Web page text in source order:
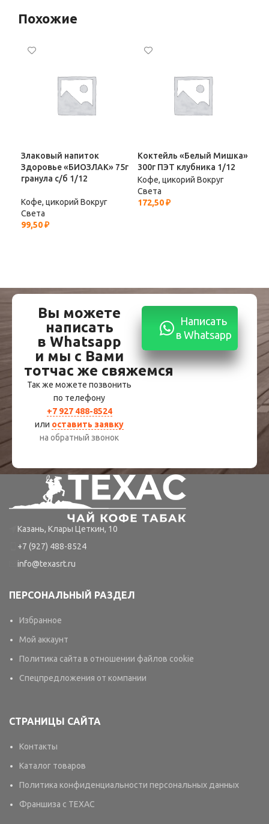
Похожие
Злаковый напиток
Здоровье «БИОЗЛАК» 75г
гранула с/б 1/12
Кофе, цикорий Вокруг
Света
99,50₽
Коктейль «Белый Мишка»
300г ПЭТ клубника 1/12
Кофе, цикорий Вокруг
Света
172,50₽
Вы можете
написать
в Whatsapp
и мы с Вами
тотчас же свяжемся
Так же можете позвонить
по телефону
+7 927 488-8524
или оставить заявку
на обратный звонок
Написать
в Whatsapp
Казань, Клары Цеткин, 10
+7 (927) 488-8524
info@texasrt.ru
ПЕРСОНАЛЬНЫЙ РАЗДЕЛ
Избранное
Мой аккаунт
Политика сайта в отношении файлов cookie
Спецпредложения от компании
СТРАНИЦЫ САЙТА
Контакты
Каталог товаров
Политика конфиденциальности персональных данных
Франшиза с TEXAC